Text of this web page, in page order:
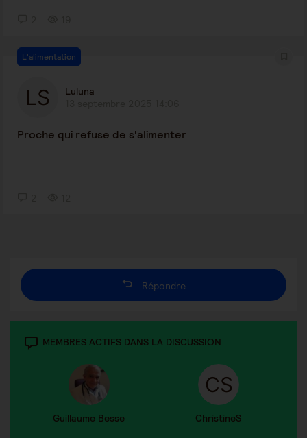
L'alimentation
Luluna
Proche qui refuse de s'alimenter
Répondre
MEMBRES ACTIFS DANS LA DISCUSSION
Guillaume Besse ChristineS